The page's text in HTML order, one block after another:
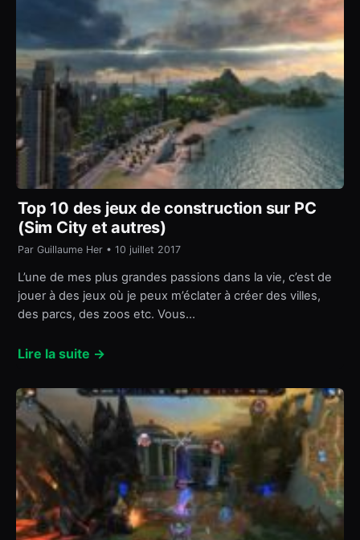
Top 10 des jeux de construction sur PC
(Sim City et autres)
Par Guillaume Her • 10 juillet 2017
L’une de mes plus grandes passions dans la vie, c’est de
jouer à des jeux où je peux m’éclater à créer des villes,
des parcs, des zoos etc. Vous…
Lire la suite →